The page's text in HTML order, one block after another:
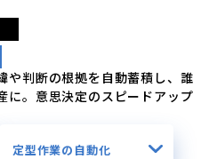
や判断の根拠を自動蓄積し、誰
に。意思決定のスピードアップ
定型作業の自動化